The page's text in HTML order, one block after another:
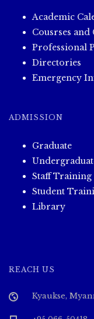
Academic
Cousrses
Professional
Directories
Emergency
ADMISSION
Graduate
Staff Training
Student
Library
REACH US
Kyaukse,